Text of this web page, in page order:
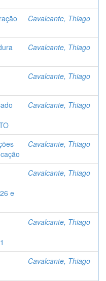
Cavalcante, Thiago
Cavalcante, Thiago
Cavalcante, Thiago
Cavalcante, Thiago
Cavalcante, Thiago
e
Cavalcante, Thiago
Cavalcante, Thiago
Cavalcante, Thiago